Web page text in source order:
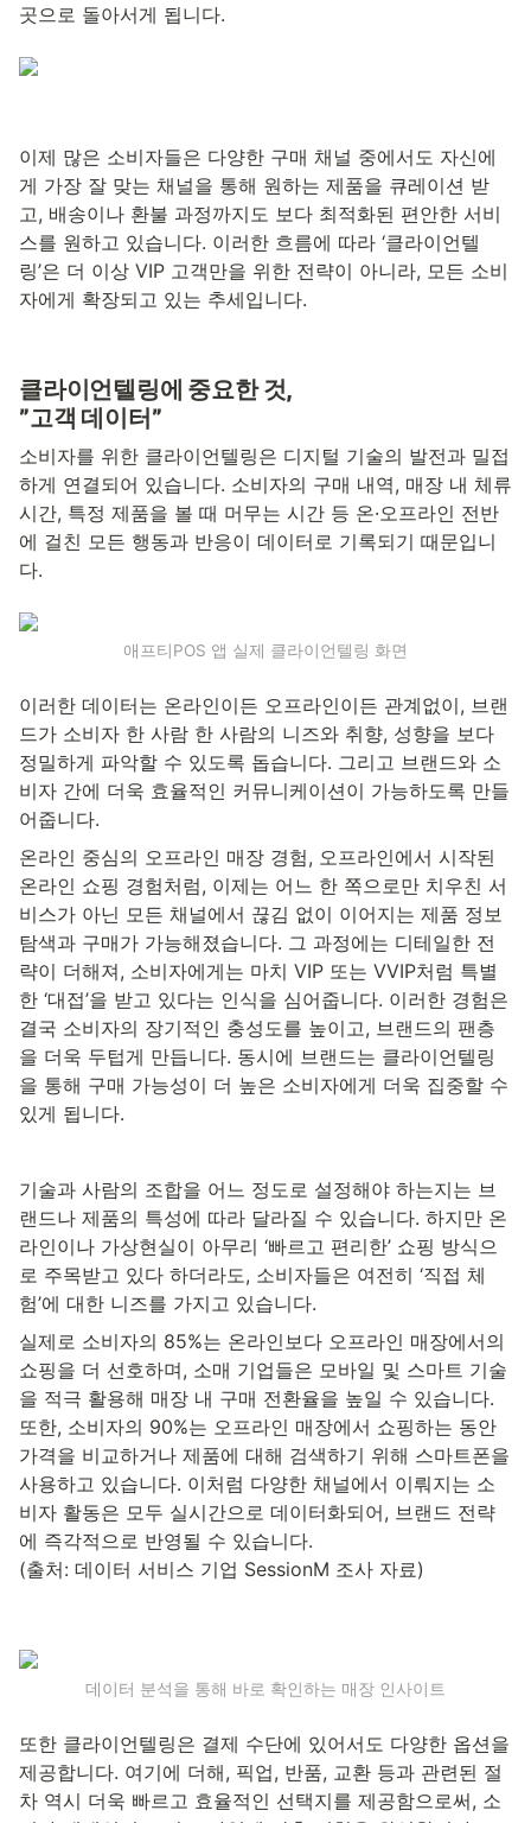
곳으로 돌아서게 됩니다.
이제 많은 소비자들은 다양한 구매 채널 중에서도 자신에
게 가장 잘 맞는 채널을 통해 원하는 제품을 큐레이션 받
고, 배송이나 환불 과정까지도 보다 최적화된 편안한 서비
스를 원하고 있습니다. 이러한 흐름에 따라 ‘클라이언텔
링’은 더 이상 VIP 고객만을 위한 전략이 아니라, 모든 소비
자에게 확장되고 있는 추세입니다.
클라이언텔링에 중요한 것,
”고객 데이터”
소비자를 위한 클라이언텔링은 디지털 기술의 발전과 밀접
하게 연결되어 있습니다. 소비자의 구매 내역, 매장 내 체류
시간, 특정 제품을 볼 때 머무는 시간 등 온·오프라인 전반
에 걸친 모든 행동과 반응이 데이터로 기록되기 때문입니
다.
애프티POS 앱 실제 클라이언텔링 화면
이러한 데이터는 온라인이든 오프라인이든 관계없이, 브랜
드가 소비자 한 사람 한 사람의 니즈와 취향, 성향을 보다
정밀하게 파악할 수 있도록 돕습니다. 그리고 브랜드와 소
비자 간에 더욱 효율적인 커뮤니케이션이 가능하도록 만들
어줍니다.
온라인 중심의 오프라인 매장 경험, 오프라인에서 시작된
온라인 쇼핑 경험처럼, 이제는 어느 한 쪽으로만 치우친 서
비스가 아닌 모든 채널에서 끊김 없이 이어지는 제품 정보
탐색과 구매가 가능해졌습니다. 그 과정에는 디테일한 전
략이 더해져, 소비자에게는 마치 VIP 또는 VVIP처럼 특별
한 ‘대접’을 받고 있다는 인식을 심어줍니다. 이러한 경험은
결국 소비자의 장기적인 충성도를 높이고, 브랜드의 팬층
을 더욱 두텁게 만듭니다. 동시에 브랜드는 클라이언텔링
을 통해 구매 가능성이 더 높은 소비자에게 더욱 집중할 수
있게 됩니다.
기술과 사람의 조합을 어느 정도로 설정해야 하는지는 브
랜드나 제품의 특성에 따라 달라질 수 있습니다. 하지만 온
라인이나 가상현실이 아무리 ‘빠르고 편리한’ 쇼핑 방식으
로 주목받고 있다 하더라도, 소비자들은 여전히 ‘직접 체
험’에 대한 니즈를 가지고 있습니다.
실제로 소비자의 85%는 온라인보다 오프라인 매장에서의
쇼핑을 더 선호하며, 소매 기업들은 모바일 및 스마트 기술
을 적극 활용해 매장 내 구매 전환율을 높일 수 있습니다.
또한, 소비자의 90%는 오프라인 매장에서 쇼핑하는 동안
가격을 비교하거나 제품에 대해 검색하기 위해 스마트폰을
사용하고 있습니다. 이처럼 다양한 채널에서 이뤄지는 소
비자 활동은 모두 실시간으로 데이터화되어, 브랜드 전략
에 즉각적으로 반영될 수 있습니다.
(출처: 데이터 서비스 기업 SessionM 조사 자료)
데이터 분석을 통해 바로 확인하는 매장 인사이트
또한 클라이언텔링은 결제 수단에 있어서도 다양한 옵션을
제공합니다. 여기에 더해, 픽업, 반품, 교환 등과 관련된 절
차 역시 더욱 빠르고 효율적인 선택지를 제공함으로써, 소